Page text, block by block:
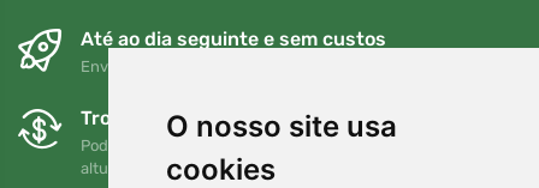
O nosso site usa
cookies
Até ao dia seguinte e sem custos
Envio gratuito para encomendas superiores a 80 EUR
Trocas e devoluções gratuitas
Pode devolver ou trocar a sua encomenda em qualquer
altura no prazo de 90 dias